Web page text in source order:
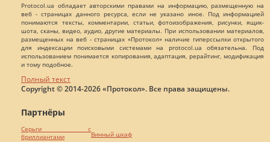
Protocol.ua обладает авторскими правами на информацию, размещенную на
веб - страницах данного ресурса, если не указано иное. Под информацией
понимаются тексты, комментарии, статьи, фотоизображения, рисунки, ящик-
шота, сканы, видео, аудио, другие материалы. При использовании материалов,
размещенных на веб - страницах «Протокол» наличие гиперссылки открытого
для индексации поисковыми системами на protocol.ua обязательна. Под
использованием понимается копирования, адаптация, рерайтинг, модификация
и тому подобное.
Полный текст
Copyright © 2014-2026 «Протокол». Все права защищены.
Партнёры
Серьги с
бриллиантами
Винный шкаф